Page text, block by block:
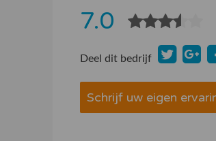
7.0
Deel dit bedrijf
Schrijf uw eigen